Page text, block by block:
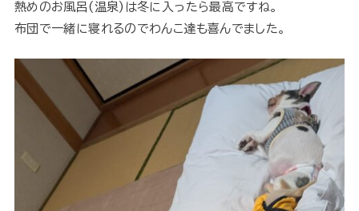
熱めのお風呂(温泉)は冬に入ったら最高ですね。
布団で一緒に寝れるのでわんこ達も喜んでました。